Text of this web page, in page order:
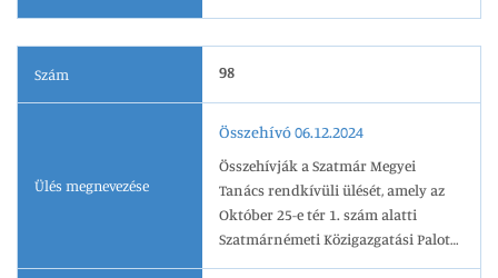
Szám 98
Ülés megnevezése
Összehívó 06.12.2024
Összehívják a Szatmár Megyei
Tanács rendkívüli ülését, amely az
Október 25-e tér 1. szám alatti
Szatmárnémeti Közigazgatási Palota